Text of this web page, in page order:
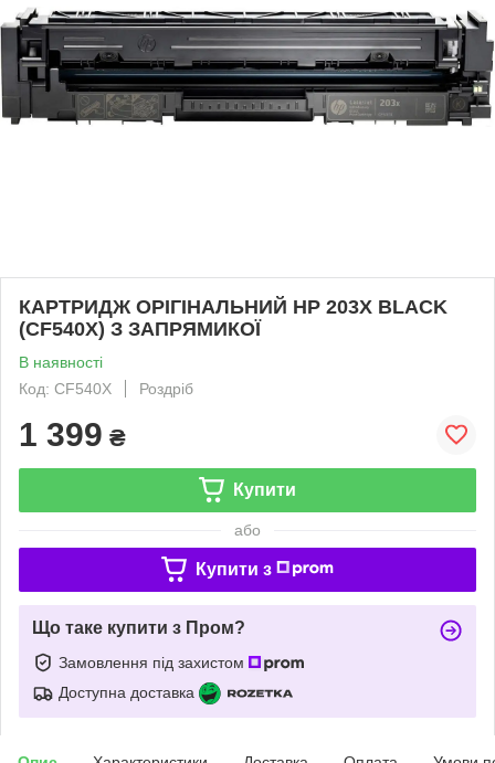
КАРТРИДЖ ОРІГІНАЛЬНИЙ HP 203X BLACK
(CF540X) З ЗАПРЯМИКОЇ
В наявності
Код: CF540X
Роздріб
1 399 ₴
Купити
або
Купити з
Що таке купити з Пром?
Замовлення під захистом
Доступна доставка